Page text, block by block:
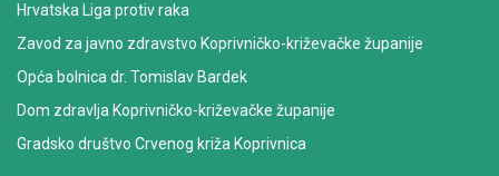
Hrvatska Liga protiv raka
Zavod za javno zdravstvo Koprivničko-križevačke županije
Opća bolnica dr. Tomislav Bardek
Dom zdravlja Koprivničko-križevačke županije
Gradsko društvo Crvenog križa Koprivnica